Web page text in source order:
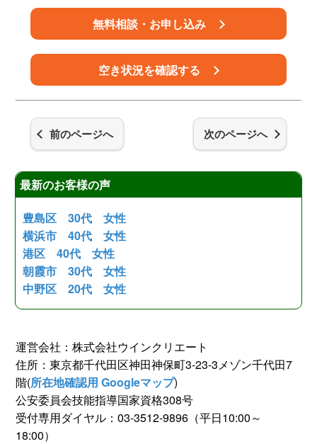
無料相談・お申し込み
空き状況を確認する
前のページへ 次のページへ
最新のお客様の声
豊島区 30代 女性
横浜市 40代 女性
港区 40代 女性
朝霞市 30代 女性
中野区 20代 女性
運営会社：株式会社ウインクリエート
住所：東京都千代田区神田神保町3-23-3メゾン千代田7
階(所在地確認用 Googleマップ)
公安委員会技能指導国家資格308号
受付専用ダイヤル：03-3512-9896（平日10:00～
18:00）